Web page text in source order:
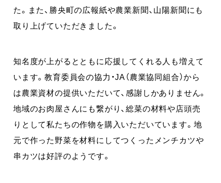
た。また、勝央町の広報紙や農業新聞、山陽新聞にも
取り上げていただきました。
知名度が上がるとともに応援してくれる人も増えて
います。教育委員会の協力・JA（農業協同組合）から
は農業資材の提供いただいて、感謝しかありません。
地域のお肉屋さんにも繋がり、総菜の材料や店頭売
りとして私たちの作物を購入いただいています。地
元で作った野菜を材料にしてつくったメンチカツや
串カツは好評のようです。